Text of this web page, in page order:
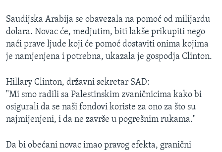
Saudijska Arabija se obavezala na pomoć od milijardu
dolara. Novac će, medjutim, biti lakše prikupiti nego
naći prave ljude koji će pomoć dostaviti onima kojima
je namjenjena i potrebna, ukazala je gospodja Clinton.
Hillary Clinton, državni sekretar SAD:
"Mi smo radili sa Palestinskim zvaničnicima kako bi
osigurali da se naši fondovi koriste za ono za što su
najmijenjeni, i da ne završe u pogrešnim rukama."
Da bi obećani novac imao pravog efekta, granični